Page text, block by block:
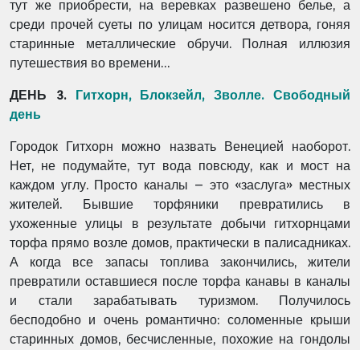
тут же приобрести, на веревках развешено белье, а
среди прочей суеты по улицам носится детвора, гоняя
старинные металлические обручи. Полная иллюзия
путешествия во времени…
ДЕНЬ 3. Гитхорн, Блокзейл, Зволле. Свободный
день
Городок Гитхорн можно назвать Венецией наоборот.
Нет, не подумайте, тут вода повсюду, как и мост на
каждом углу. Просто каналы – это «заслуга» местных
жителей. Бывшие торфяники превратились в
ухоженные улицы в результате добычи гитхорнцами
торфа прямо возле домов, практически в палисадниках.
А когда все запасы топлива закончились, жители
превратили оставшиеся после торфа канавы в каналы
и стали зарабатывать туризмом. Получилось
бесподобно и очень романтично: соломенные крыши
старинных домов, бесчисленные, похожие на гондолы